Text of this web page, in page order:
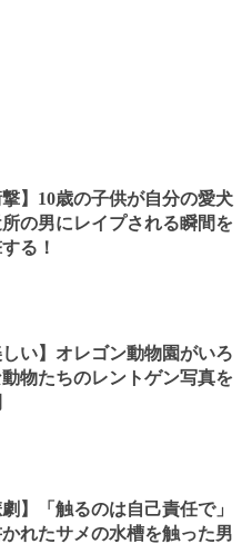
撃】10歳の子供が自分の愛犬
の男にレイプされる瞬間を
る！
しい】オレゴン動物園がいろ
動物たちのレントゲン写真を
劇】「触るのは自己責任で」
かれたサメの水槽を触った男